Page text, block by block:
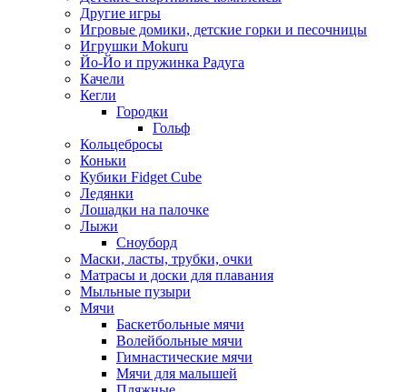
Другие игры
Игровые домики, детские горки и песочницы
Игрушки Mokuru
Йо-Йо и пружинка Радуга
Качели
Кегли
Городки
Гольф
Кольцебросы
Коньки
Кубики Fidget Cube
Ледянки
Лошадки на палочке
Лыжи
Сноуборд
Маски, ласты, трубки, очки
Матрасы и доски для плавания
Мыльные пузыри
Мячи
Баскетбольные мячи
Волейбольные мячи
Гимнастические мячи
Мячи для малышей